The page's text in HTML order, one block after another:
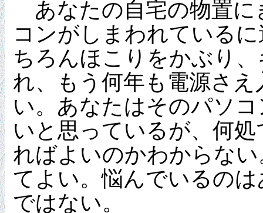
あなたの自宅の物置に
コンがしまわれている
ちろんほこりをかぶり
れ、もう何年も電源さ
い。あなたはそのパソ
いと思っているが、何
ればよいのかわからな
てよい。悩んでいるの
ではない。